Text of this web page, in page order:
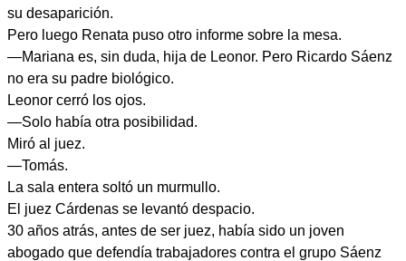
su desaparición.
Pero luego Renata puso otro informe sobre la mesa.
—Mariana es, sin duda, hija de Leonor. Pero Ricardo Sáenz
no era su padre biológico.
Leonor cerró los ojos.
—Solo había otra posibilidad.
Miró al juez.
—Tomás.
La sala entera soltó un murmullo.
El juez Cárdenas se levantó despacio.
30 años atrás, antes de ser juez, había sido un joven
abogado que defendía trabajadores contra el grupo Sáenz